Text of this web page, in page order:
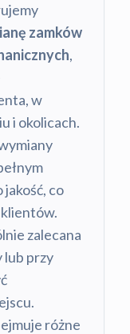
zamków
,
w
i okolicach.
jakość, co
klientów.
zalecana
lub przy
różne